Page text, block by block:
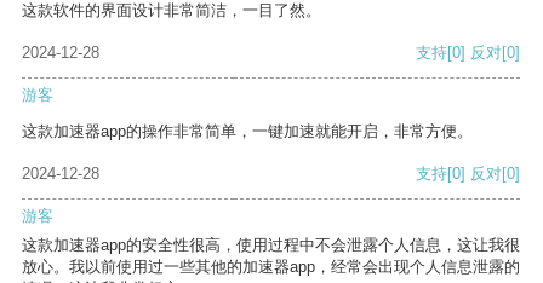
这款软件的界面设计非常简洁，一目了然。
2024-12-28 支持[0] 反对[0]
游客
这款加速器app的操作非常简单，一键加速就能开启，非常方便。
2024-12-28 支持[0] 反对[0]
游客
这款加速器app的安全性很高，使用过程中不会泄露个人信息，这让我很
放心。我以前使用过一些其他的加速器app，经常会出现个人信息泄露的